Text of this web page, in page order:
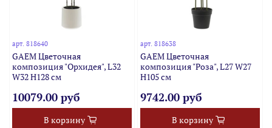
арт.818640
GAEM Цветочная
композиция "Орхидея", L32
W32 H128 см
10079.00 руб
В корзину
арт. 818638
GAEM Цветочная
композиция "Роза", L27 W27
H105 см
9742.00 руб
В корзину